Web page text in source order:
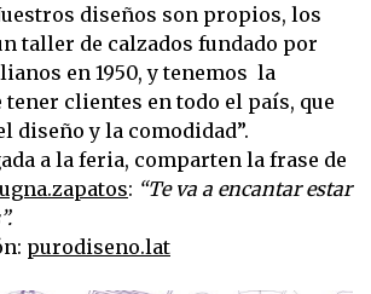
diseños son propios, los
taller de calzados fundado por
en 1950, y tenemos la
clientes en todo el país, que
diseño y la comodidad”.
a la feria, comparten la frase de
: “Te va a encantar estar
purodiseno.lat